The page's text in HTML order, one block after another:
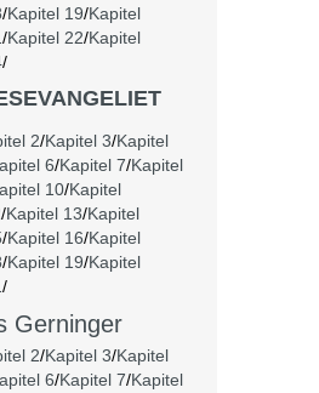
/Kapitel 19/Kapitel
/Kapitel 22/Kapitel
/
2/Kapitel 3/Kapitel
6/Kapitel 7/Kapitel
10/Kapitel
/Kapitel 13/Kapitel
/Kapitel 16/Kapitel
/Kapitel 19/Kapitel
/
Gerninger
2/Kapitel 3/Kapitel
6/Kapitel 7/Kapitel